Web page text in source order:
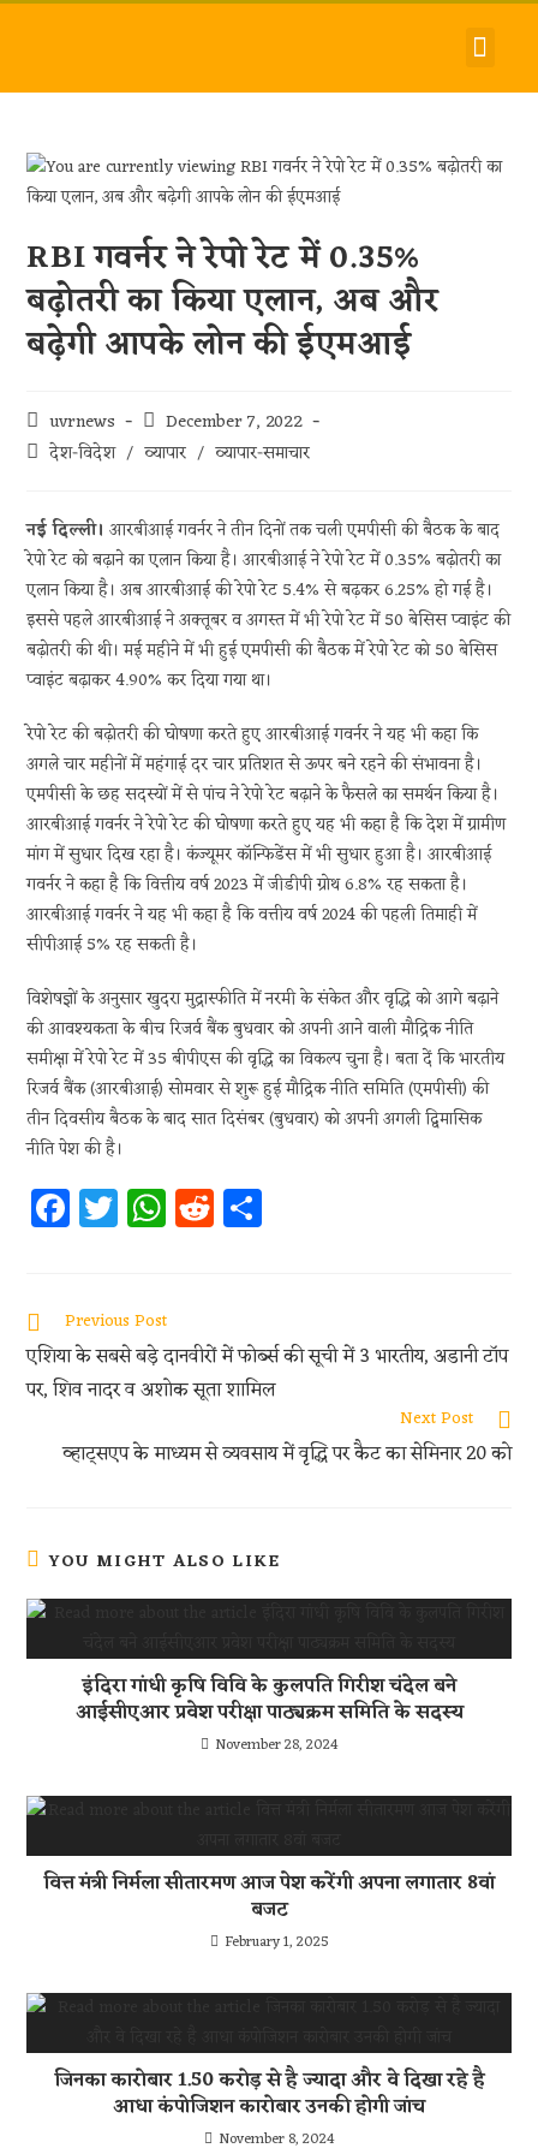
RBI गवर्नर ने रेपो रेट में 0.35%
बढ़ोतरी का किया एलान, अब और
बढ़ेगी आपके लोन की ईएमआई
uvrnews
December 7, 2022
देश-विदेश / व्यापार / व्यापार-समाचार
नई दिल्ली।आरबीआई गवर्नर ने तीन दिनों तक चली एमपीसी की बैठक के बाद
रेपो रेट को बढ़ाने का एलान किया है। आरबीआई ने रेपो रेट में 0.35% बढ़ोतरी का
एलान किया है। अब आरबीआई की रेपो रेट 5.4% से बढ़कर 6.25% हो गई है।
इससे पहले आरबीआई ने अक्तूबर व अगस्त में भी रेपो रेट में 50 बेसिस प्वाइंट की
बढ़ोतरी की थी। मई महीने में भी हुई एमपीसी की बैठक में रेपो रेट को 50 बेसिस
प्वाइंट बढ़ाकर 4.90% कर दिया गया था।
रेपो रेट की बढ़ोतरी की घोषणा करते हुए आरबीआई गवर्नर ने यह भी कहा कि
अगले चार महीनों में महंगाई दर चार प्रतिशत से ऊपर बने रहने की संभावना है।
एमपीसी के छह सदस्यों में से पांच ने रेपो रेट बढ़ाने के फैसले का समर्थन किया है।
आरबीआई गवर्नर ने रेपो रेट की घोषणा करते हुए यह भी कहा है कि देश में ग्रामीण
मांग में सुधार दिख रहा है। कंज्यूमर कॉन्फिडेंस में भी सुधार हुआ है। आरबीआई
गवर्नर ने कहा है कि वित्तीय वर्ष 2023 में जीडीपी ग्रोथ 6.8% रह सकता है।
आरबीआई गवर्नर ने यह भी कहा है कि वत्तीय वर्ष 2024 की पहली तिमाही में
सीपीआई 5% रह सकती है।
विशेषज्ञों के अनुसार खुदरा मुद्रास्फीति में नरमी के संकेत और वृद्धि को आगे बढ़ाने
की आवश्यकता के बीच रिजर्व बैंक बुधवार को अपनी आने वाली मौद्रिक नीति
समीक्षा में रेपो रेट में 35 बीपीएस की वृद्धि का विकल्प चुना है। बता दें कि भारतीय
रिजर्व बैंक (आरबीआई) सोमवार से शुरू हुई मौद्रिक नीति समिति (एमपीसी) की
तीन दिवसीय बैठक के बाद सात दिसंबर (बुधवार) को अपनी अगली द्विमासिक
नीति पेश की है।
Fa
ce
oo
k
T
w
er
W
h
s
A
p
p
R
e
t
Previous Post
एशिया के सबसे बड़े दानवीरों में फोर्ब्स की सूची में 3 भारतीय, अडानी टॉप
पर, शिव नादर व अशोक सूता शामिल
Next Post
व्हाट्सएप के माध्यम से व्यवसाय में वृद्धि पर कैट का सेमिनार 20 को
YOU MIGHT ALSO LIKE
इंदिरा गांधी कृषि विवि के कुलपति गिरीश चंदेल बने
आईसीएआर प्रवेश परीक्षा पाठ्यक्रम समिति के सदस्य
November 28, 2024
वित्त मंत्री निर्मला सीतारमण आज पेश करेंगी अपना लगातार 8वां
बजट
February 1, 2025
जिनका कारोबार 1.50 करोड़ से है ज्यादा और वे दिखा रहे है
आधा कंपोजिशन कारोबार उनकी होगी जांच
November 8, 2024